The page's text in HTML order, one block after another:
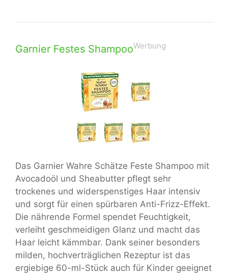
Garnier Festes ShampooWerbung
Das Garnier Wahre Schätze Feste Shampoo mit
Avocadoöl und Sheabutter pflegt sehr
trockenes und widerspenstiges Haar intensiv
und sorgt für einen spürbaren Anti-Frizz-Effekt.
Die nährende Formel spendet Feuchtigkeit,
verleiht geschmeidigen Glanz und macht das
Haar leicht kämmbar. Dank seiner besonders
milden, hochverträglichen Rezeptur ist das
ergiebige 60-ml-Stück auch für Kinder geeignet